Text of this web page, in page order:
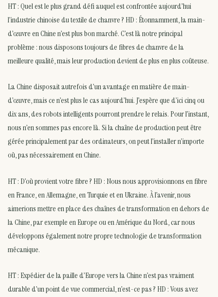
HT : Quel est le plus grand défi auquel est confrontée aujourd’hui
l’industrie chinoise du textile de chanvre ? HD : Étonnamment, la main-
d’œuvre en Chine n’est plus bon marché. C’est là notre principal
problème : nous disposons toujours de fibres de chanvre de la
meilleure qualité, mais leur production devient de plus en plus coûteuse.
La Chine disposait autrefois d’un avantage en matière de main-
d’œuvre, mais ce n’est plus le cas aujourd’hui. J’espère que d’ici cinq ou
dix ans, des robots intelligents pourront prendre le relais. Pour l’instant,
nous n’en sommes pas encore là. Si la chaîne de production peut être
gérée principalement par des ordinateurs, on peut l’installer n’importe
où, pas nécessairement en Chine.
HT : D’où provient votre fibre ? HD : Nous nous approvisionnons en fibre
en France, en Allemagne, en Turquie et en Ukraine. À l’avenir, nous
aimerions mettre en place des chaînes de transformation en dehors de
la Chine, par exemple en Europe ou en Amérique du Nord, car nous
développons également notre propre technologie de transformation
mécanique.
HT : Expédier de la paille d’Europe vers la Chine n’est pas vraiment
durable d’un point de vue commercial, n’est-ce pas ? HD : Vous avez